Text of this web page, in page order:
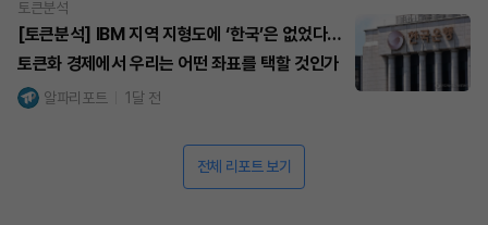
토큰분석
[토큰분석] IBM 지역 지형도에 ‘한국’은 없었다…
토큰화 경제에서 우리는 어떤 좌표를 택할 것인가
알파리포트 1달 전
전체 리포트 보기